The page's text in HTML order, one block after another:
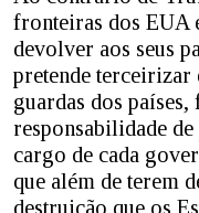
fronteiras dos EUA
devolver aos seus
pretende terceirizar
guardas dos países,
responsabilidade
cargo de cada
que além de terem
destruição que os